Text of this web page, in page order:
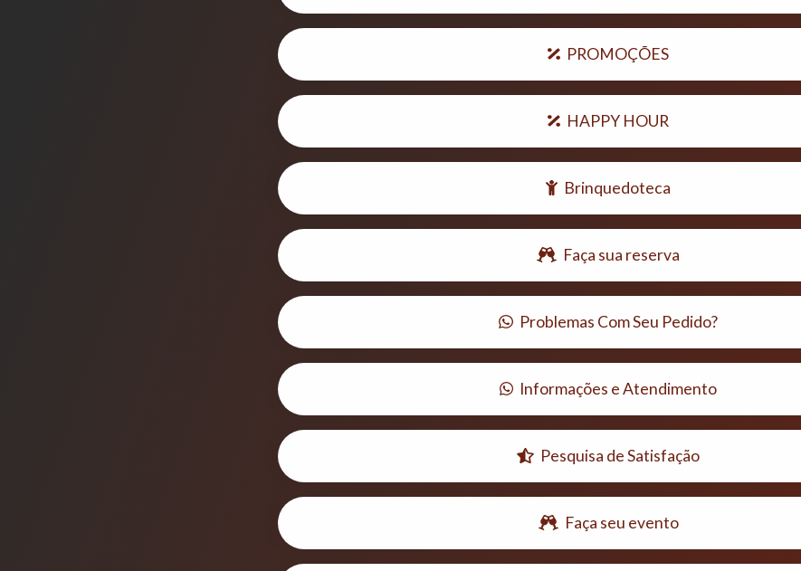
PROMOÇÕES
HAPPY HOUR
Brinquedoteca
Faça sua reserva
Problemas Com Seu Pedido?
Informações e Atendimento
Pesquisa de Satisfação
Faça seu evento